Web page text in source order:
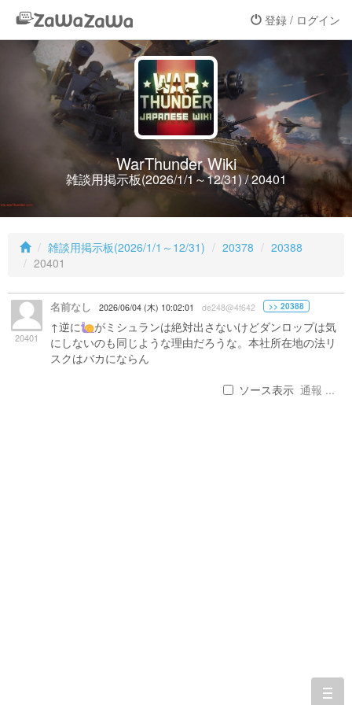
登録 / ログイン
WarThunder Wiki
雑談用掲示板(2026/1/1～12/31) / 20401
雑談用掲示板(2026/1/1～12/31) 20378
20388
20401
20401
名前なし 2026/06/04 (木) 10:02:01 de248@4f642 >> 20388
↑逆に
がミシュランは絶対出さないけどダンロップは気
にしないのも同じような理由だろうな。本社所在地の法リ
スクはバカにならん
ソース表示 通報 ...